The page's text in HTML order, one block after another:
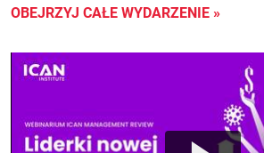
OBEJRZYJ CAŁE WYDARZENIE »